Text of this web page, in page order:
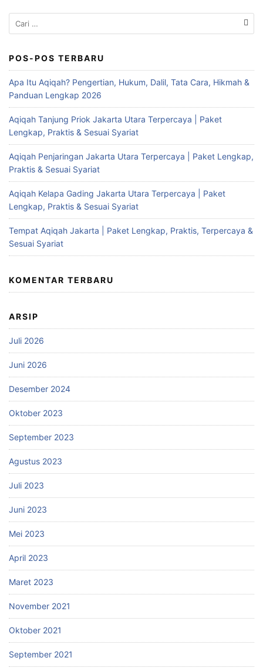
Cari
untuk:
POS-POS TERBARU
Apa Itu Aqiqah? Pengertian, Hukum, Dalil, Tata Cara, Hikmah &
Panduan Lengkap 2026
Aqiqah Tanjung Priok Jakarta Utara Terpercaya | Paket
Lengkap, Praktis & Sesuai Syariat
Aqiqah Penjaringan Jakarta Utara Terpercaya | Paket Lengkap,
Praktis & Sesuai Syariat
Aqiqah Kelapa Gading Jakarta Utara Terpercaya | Paket
Lengkap, Praktis & Sesuai Syariat
Tempat Aqiqah Jakarta | Paket Lengkap, Praktis, Terpercaya &
Sesuai Syariat
KOMENTAR TERBARU
ARSIP
Juli 2026
Juni 2026
Desember 2024
Oktober 2023
September 2023
Agustus 2023
Juli 2023
Juni 2023
Mei 2023
April 2023
Maret 2023
November 2021
Oktober 2021
September 2021